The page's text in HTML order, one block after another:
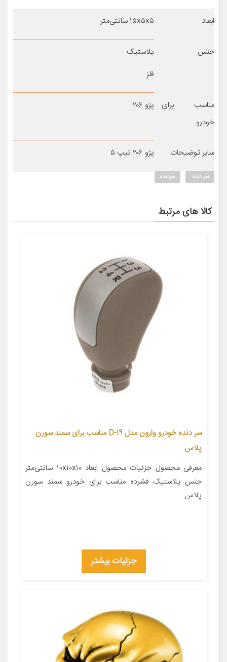
ابعاد ۱۵x۵x۵ سانتی‌متر
جنس
پلاستیک
فلز
مناسب برای
خودرو
پژو ۲۰۶
سایر توضیحات پژو ۲۰۶ تیپ ۵
سر دنده سردنده
کالا های مرتبط
سر دنده خودرو وارون مدل D-19 مناسب برای سمند سورن
پلاس
معرفی محصول جزئیات محصول ابعاد ۱۰x۱۰x۱۰ سانتی‌متر
جنس پلاستیک فشرده مناسب برای خودرو سمند سورن
پلاس
جزئیات بیشتر